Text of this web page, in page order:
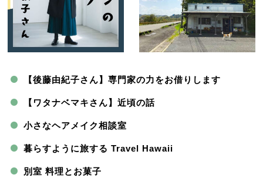
【後藤由紀子さん】専門家の力をお借りします
【ワタナベマキさん】近頃の話
小さなヘアメイク相談室
暮らすように旅する Travel Hawaii
別室 料理とお菓子